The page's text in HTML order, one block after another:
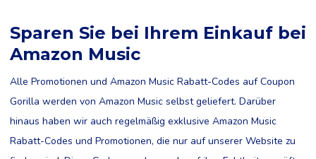
Sparen Sie bei Ihrem Einkauf bei
Amazon Music
Alle Promotionen und Amazon Music Rabatt-Codes auf Coupon
Gorilla werden von Amazon Music selbst geliefert. Darüber
hinaus haben wir auch regelmäßig exklusive Amazon Music
Rabatt-Codes und Promotionen, die nur auf unserer Website zu